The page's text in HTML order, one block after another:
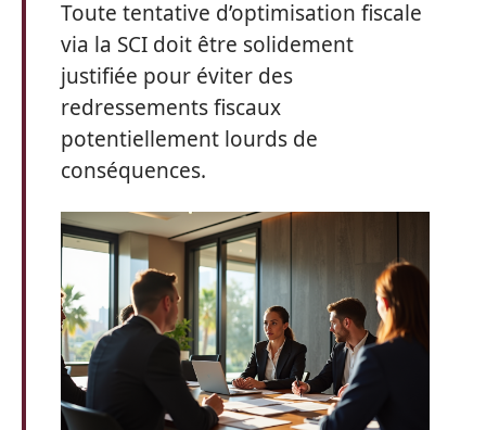
Toute tentative d’optimisation fiscale
via la SCI doit être solidement
justifiée pour éviter des
redressements fiscaux
potentiellement lourds de
conséquences.